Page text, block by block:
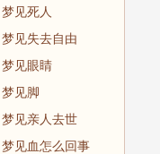
梦见死人
梦见失去自由
梦见眼睛
梦见脚
梦见亲人去世
梦见血怎么回事